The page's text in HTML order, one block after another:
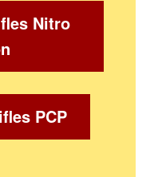
Nitro
PCP